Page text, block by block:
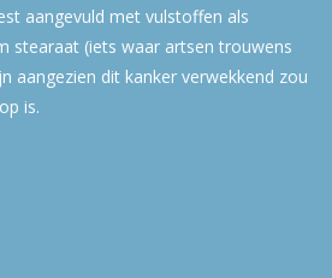
aangevuld met vulstoffen als
stearaat (iets waar artsen trouwens
aangezien dit kanker verwekkend zou
is.